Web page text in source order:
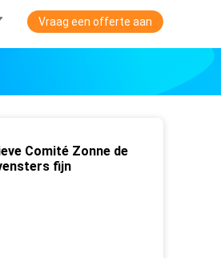
Vraag een offerte aan
Comité Zonne de
fijn